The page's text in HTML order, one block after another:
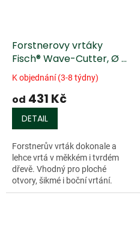
Forstnerovy vrtáky
Fisch® Wave-Cutter, Ø v
palcích
K objednání (3-8 týdny)
od 431 Kč
DETAIL
Forstnerův vrták dokonale a
lehce vrtá v měkkém i tvrdém
dřevě. Vhodný pro ploché
otvory, šikmé i boční vrtání.
Vytváří čisté otvory se dnem a